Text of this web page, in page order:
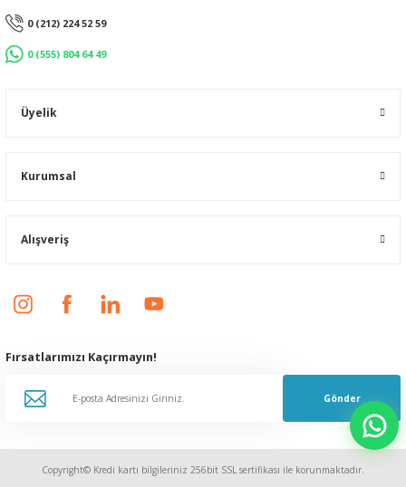
0 (212) 224 52 59
0 (555) 804 64 49
Üyelik
Kurumsal
Alışveriş
Fırsatlarımızı Kaçırmayın!
Gönder
Copyright© Kredi kartı bilgileriniz 256bit SSL sertifikası ile korunmaktadır.